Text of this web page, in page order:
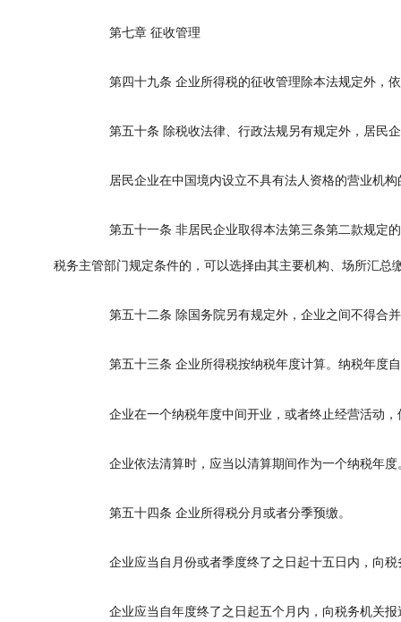
第七章 征收管理
第四十九条 企业所得税的征收管理除本法规定外，
第五十条 除税收法律、行政法规另有规定外，居民
居民企业在中国境内设立不具有法人资格的营业机构
第五十一条 非居民企业取得本法第三条第二款规定
税务主管部门规定条件的，可以选择由其主要机构、场所汇总
第五十二条 除国务院另有规定外，企业之间不得合
第五十三条 企业所得税按纳税年度计算。纳税年度
企业在一个纳税年度中间开业，或者终止经营活动，
企业依法清算时，应当以清算期间作为一个纳税年度
第五十四条 企业所得税分月或者分季预缴。
企业应当自月份或者季度终了之日起十五日内，向税
企业应当自年度终了之日起五个月内，向税务机关报